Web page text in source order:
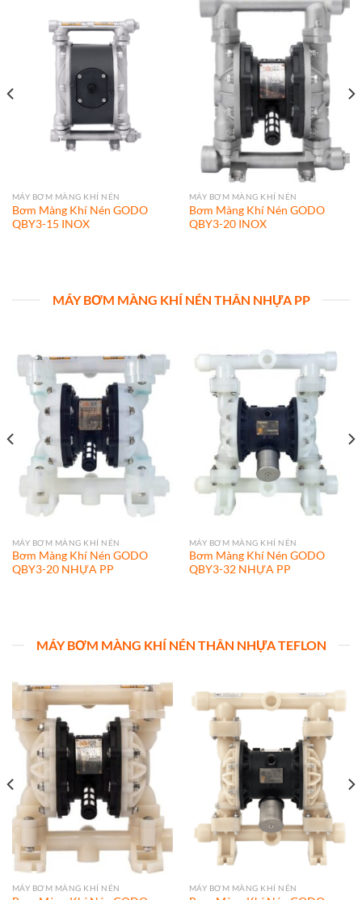
MÁY BƠM MÀNG KHÍ NÉN
Bơm Màng Khí Nén GODO
QBY3-15 INOX
MÁY BƠM MÀNG KHÍ NÉN
Bơm Màng Khí Nén GODO
QBY3-20 INOX
MÁY BƠM MÀNG KHÍ NÉN THÂN NHỰA PP
MÁY BƠM MÀNG KHÍ NÉN
Bơm Màng Khí Nén GODO
QBY3-20 NHỰA PP
MÁY BƠM MÀNG KHÍ NÉN
Bơm Màng Khí Nén GODO
QBY3-32 NHỰA PP
MÁY BƠM MÀNG KHÍ NÉN THÂN NHỰA TEFLON
MÁY BƠM MÀNG KHÍ NÉN MÁY BƠM MÀNG KHÍ NÉN